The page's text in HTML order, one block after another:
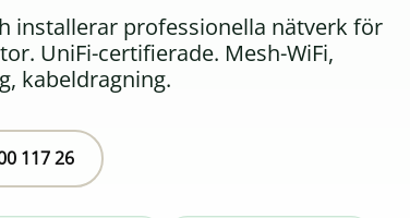
installerar professionella nätverk för
UniFi-certifierade. Mesh-WiFi,
kabeldragning.
117 26